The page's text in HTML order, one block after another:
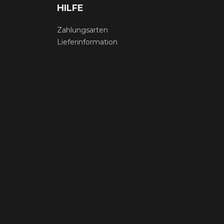
HILFE
Zahlungsarten
Lieferinformation